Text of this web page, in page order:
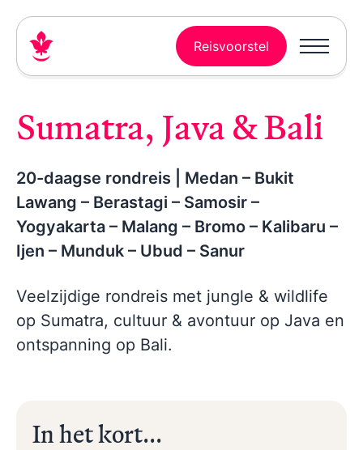
Reisvoorstel
Sumatra, Java & Bali
20-daagse rondreis | Medan – Bukit
Lawang – Berastagi – Samosir –
Yogyakarta – Malang – Bromo – Kalibaru –
Ijen – Munduk – Ubud – Sanur
Veelzijdige rondreis met jungle & wildlife
op Sumatra, cultuur & avontuur op Java en
ontspanning op Bali.
In het kort...